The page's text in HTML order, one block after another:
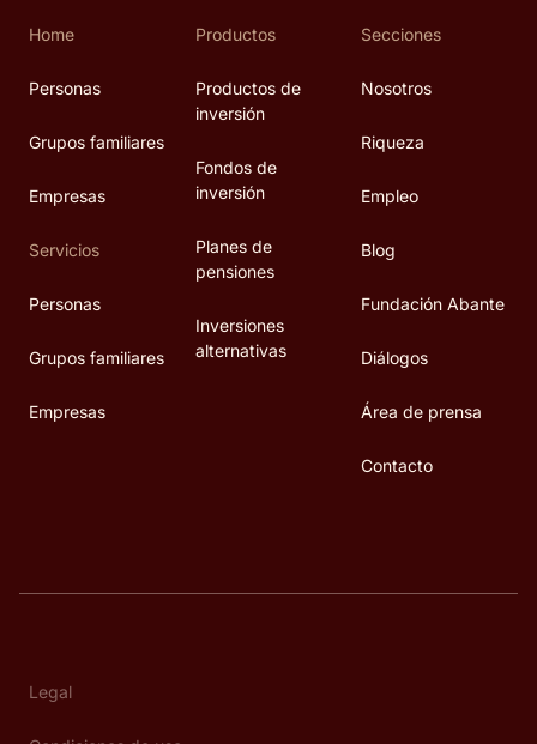
Home
Personas
Grupos familiares
Empresas
Servicios
Personas
Grupos familiares
Empresas
Productos
Productos de
inversión
Fondos de
inversión
Planes de
pensiones
Inversiones
alternativas
Secciones
Nosotros
Riqueza
Empleo
Blog
Fundación Abante
Diálogos
Área de prensa
Contacto
Legal